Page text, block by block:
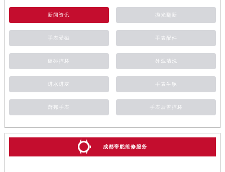
新闻资讯 抛光翻新
手表受磁 手表配件
磕碰摔坏 外观清洗
进水进灰 手表生锈
萧邦手表 手表后盖摔坏
成都帝舵维修服务